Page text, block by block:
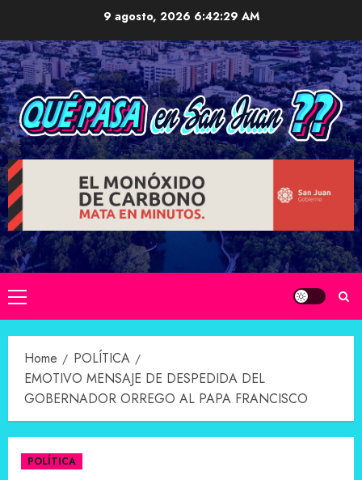
content
9 agosto, 2026 6:42:30 AM
Primary
Menu
Home
POLÍTICA
EMOTIVO MENSAJE DE DESPEDIDA DEL
GOBERNADOR ORREGO AL PAPA FRANCISCO
POLÍTICA